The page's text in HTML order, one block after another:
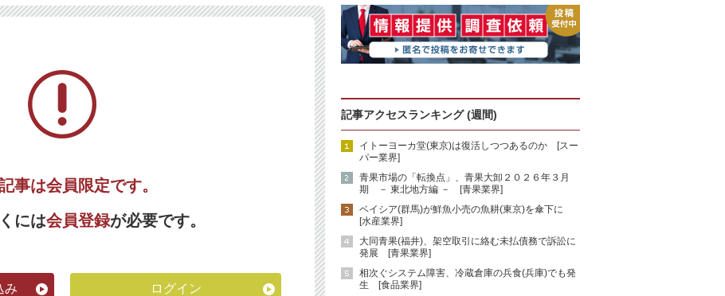
事は会員限定です。
には会員登録が必要です。
み ログイン
記事アクセスランキング (週間)
イトーヨーカ堂(東京)は復活しつつあるのか [スー
パー業界]
青果市場の「転換点」、青果大卸２０２６年３月
期 － 東北地方編 － [青果業界]
ベイシア(群馬)が鮮魚小売の魚耕(東京)を傘下に
[水産業界]
大同青果(福井)、架空取引に絡む未払債務で訴訟に
発展 [青果業界]
相次ぐシステム障害、冷蔵倉庫の兵食(兵庫)でも発
生 [食品業界]